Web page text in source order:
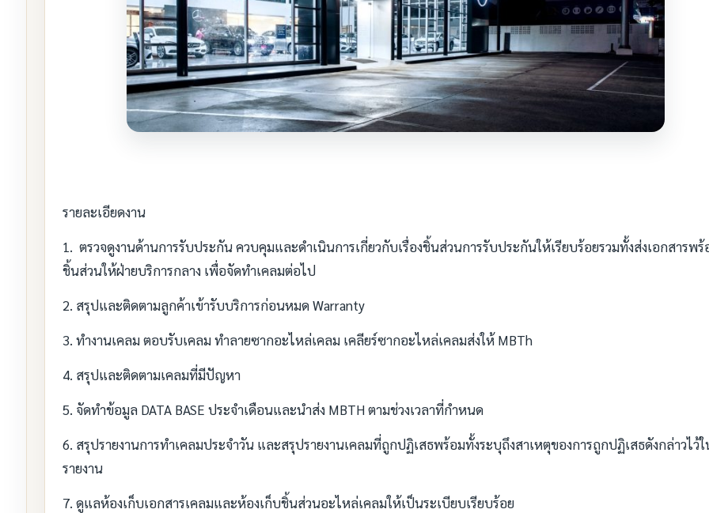
รายละเอียดงาน
1. ตรวจดูงานด้านการรับประกัน ควบคุมและดำเนินการเกี่ยวกับเรื่องชิ้นส่วนการรับประกันให้เรียบร้อยรวมทั้งส่งเอกสารพร้
ชิ้นส่วนให้ฝ่ายบริการกลาง เพื่อจัดทำเคลมต่อไป
2. สรุปและติดตามลูกค้าเข้ารับบริการก่อนหมด Warranty
3. ทำงานเคลม ตอบรับเคลม ทำลายซากอะไหล่เคลม เคลียร์ซากอะไหล่เคลมส่งให้ MBTh
4. สรุปและติดตามเคลมที่มีปัญหา
5. จัดทำข้อมูล DATA BASE ประจำเดือนและนำส่ง MBTH ตามช่วงเวลาที่กำหนด
6. สรุปรายงานการทำเคลมประจำวัน และสรุปรายงานเคลมที่ถูกปฏิเสธพร้อมทั้งระบุถึงสาเหตุของการถูกปฏิเสธดังกล่าวไว้
รายงาน
7. ดูแลห้องเก็บเอกสารเคลมและห้องเก็บชิ้นส่วนอะไหล่เคลมให้เป็นระเบียบเรียบร้อย